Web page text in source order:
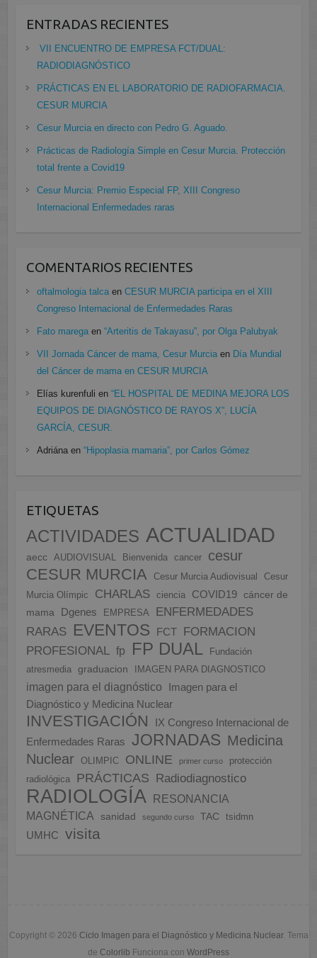
ENTRADAS RECIENTES
VII ENCUENTRO DE EMPRESA FCT/DUAL:
RADIODIAGNÓSTICO
PRÁCTICAS EN EL LABORATORIO DE RADIOFARMACIA.
CESUR MURCIA
Cesur Murcia en directo con Pedro G. Aguado.
Prácticas de Radiología Simple en Cesur Murcia. Protección
total frente a Covid19
Cesur Murcia: Premio Especial FP, XIII Congreso
Internacional Enfermedades raras
COMENTARIOS RECIENTES
oftalmologia talcaen CESUR MURCIA participa en el XIII
Congreso Internacional de Enfermedades Raras
Fato maregaen “Arteritis de Takayasu”, por Olga Palubyak
VII Jornada Cáncer de mama, Cesur Murciaen Día Mundial
del Cáncer de mama en CESUR MURCIA
Elías kurenfuli en “EL HOSPITAL DE MEDINA MEJORA LOS
EQUIPOS DE DIAGNÓSTICO DE RAYOS X”, LUCÍA
GARCÍA, CESUR.
Adriánaen “Hipoplasia mamaria”, por Carlos Gómez
ETIQUETAS
ACTIVIDADES ACTUALIDAD
aecc AUDIOVISUAL Bienvenida cancer cesur
CESUR MURCIA Cesur Murcia Audiovisual
Cesur
Murcia Olímpic
CHARLAS ciencia COVID19
cáncer de
mama
Dgenes EMPRESA
ENFERMEDADES
RARAS EVENTOS FCT
FORMACION
PROFESIONAL fp FP DUAL
Fundación
atresmedia
graduacion IMAGEN PARA DIAGNOSTICO
imagen para el diagnóstico
Imagen para el
Diagnóstico y Medicina Nuclear
INVESTIGACIÓN
IX Congreso Internacional de
Enfermedades Raras
JORNADAS Medicina
Nuclear
OLIMPIC ONLINE primer curso
protección
radiológica
PRÁCTICAS Radiodiagnostico
RADIOLOGÍA
RESONANCIA
MAGNÉTICA
sanidad segundo curso TAC tsidmn
UMHC visita
Copyright © 2026 Ciclo Imagen para el Diagnóstico y Medicina Nuclear. Tema
de Colorlib Funciona con WordPress